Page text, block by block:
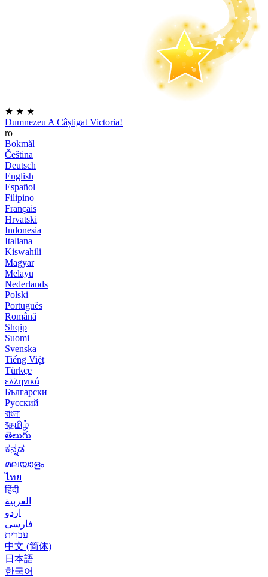
★ ★ ★
Dumnezeu A Câștigat Victoria!
ro
Bokmål
Čeština
Deutsch
English
Español
Filipino
Français
Hrvatski
Indonesia
Italiana
Kiswahili
Magyar
Melayu
Nederlands
Polski
Português
Română
Shqip
Suomi
Svenska
Tiếng Việt
Türkçe
ελληνικά
Български
Русский
বাংলা
বதமிழ்
తెలుగు
ಕನ್ನಡ
മലയാളം
ไทย
हिंदी
العربية
اردو
فارسی
עִברִית
中文 (简体)
日本語
한국어